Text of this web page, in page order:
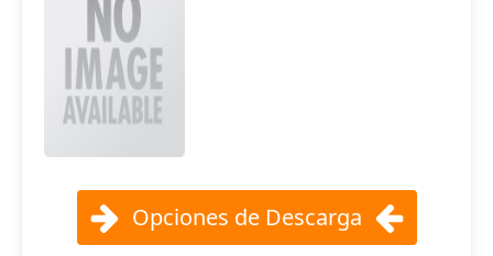
Opciones de Descarga